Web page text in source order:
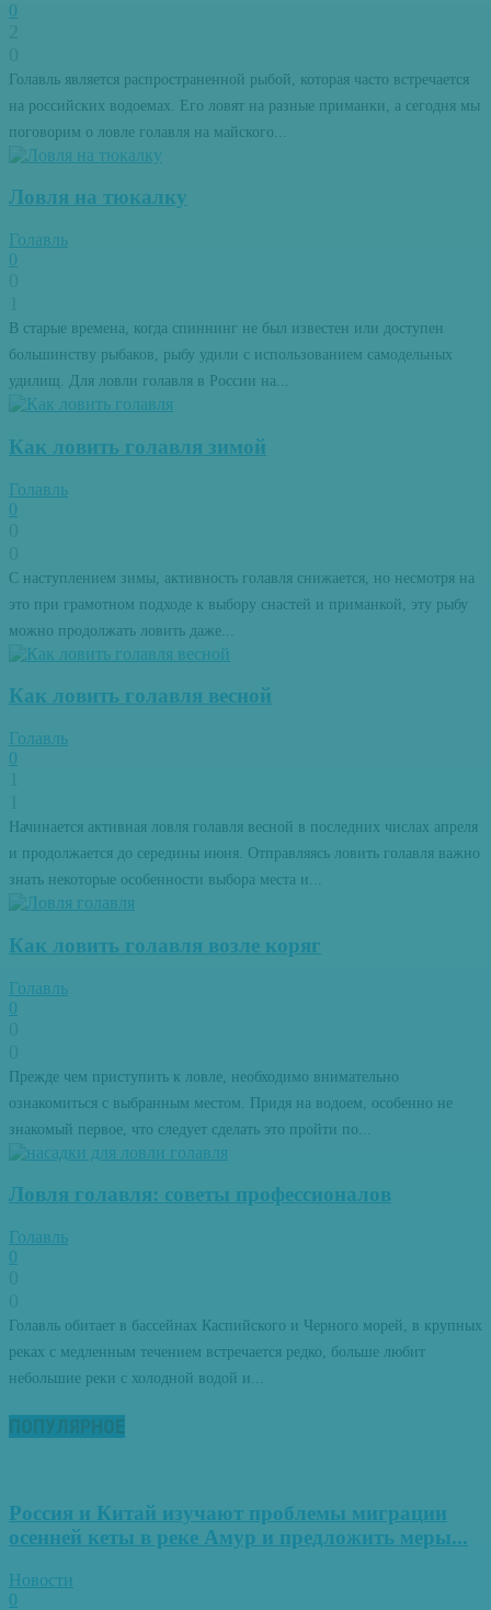
0
Голавль является распространенной рыбой, которая часто встречается
на российских водоемах. Его ловят на разные приманки, а сегодня мы
поговорим о ловле голавля на майского...
Ловля на тюкалку
Голавль
0
В старые времена, когда спиннинг не был известен или доступен
большинству рыбаков, рыбу удили с использованием самодельных
удилищ. Для ловли голавля в России на...
Как ловить голавля зимой
Голавль
0
С наступлением зимы, активность голавля снижается, но несмотря на
это при грамотном подходе к выбору снастей и приманкой, эту рыбу
можно продолжать ловить даже...
Как ловить голавля весной
Голавль
0
Начинается активная ловля голавля весной в последних числах апреля
и продолжается до середины июня. Отправляясь ловить голавля важно
знать некоторые особенности выбора места и...
Как ловить голавля возле коряг
Голавль
0
Прежде чем приступить к ловле, необходимо внимательно
ознакомиться с выбранным местом. Придя на водоем, особенно не
знакомый первое, что следует сделать это пройти по...
Ловля голавля: советы профессионалов
Голавль
0
Голавль обитает в бассейнах Каспийского и Черного морей, в крупных
реках с медленным течением встречается редко, больше любит
небольшие реки с холодной водой и...
ПОПУЛЯРНОЕ
Россия и Китай изучают проблемы миграции
осенней кеты в реке Амур и предложить меры...
Новости
0